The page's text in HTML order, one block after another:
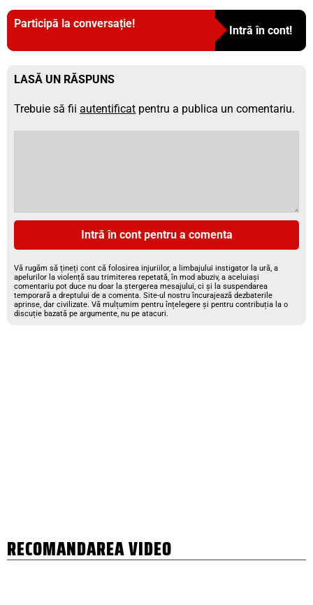
Participă la conversație!
Intră în cont!
LASĂ UN RĂSPUNS
Trebuie să fii autentificat pentru a publica un comentariu.
Intră în cont pentru a comenta
Vă rugăm să țineți cont că folosirea injuriilor, a limbajului instigator la ură, a
apelurilor la violență sau trimiterea repetată, în mod abuziv, a aceluiași
comentariu pot duce nu doar la ștergerea mesajului, ci și la suspendarea
temporară a dreptului de a comenta. Site-ul nostru încurajează dezbaterile
aprinse, dar civilizate. Vă mulțumim pentru înțelegere și pentru contribuția la o
discuție bazată pe argumente, nu pe atacuri.
RECOMANDAREA VIDEO